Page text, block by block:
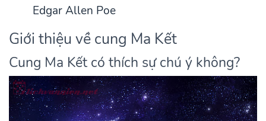
Edgar Allen Poe
Giới thiệu về cung Ma Kết
Cung Ma Kết có thích sự chú ý không?